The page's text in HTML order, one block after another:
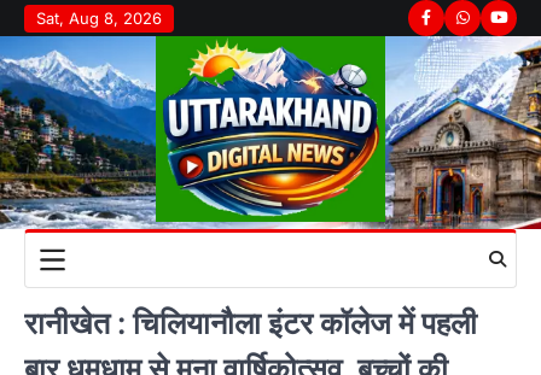
Skip
to
content
Sat, Aug 8, 2026 Facebook
Whatsapp
रानीखेत : चिलियानौला इंटर कॉलेज में पहली